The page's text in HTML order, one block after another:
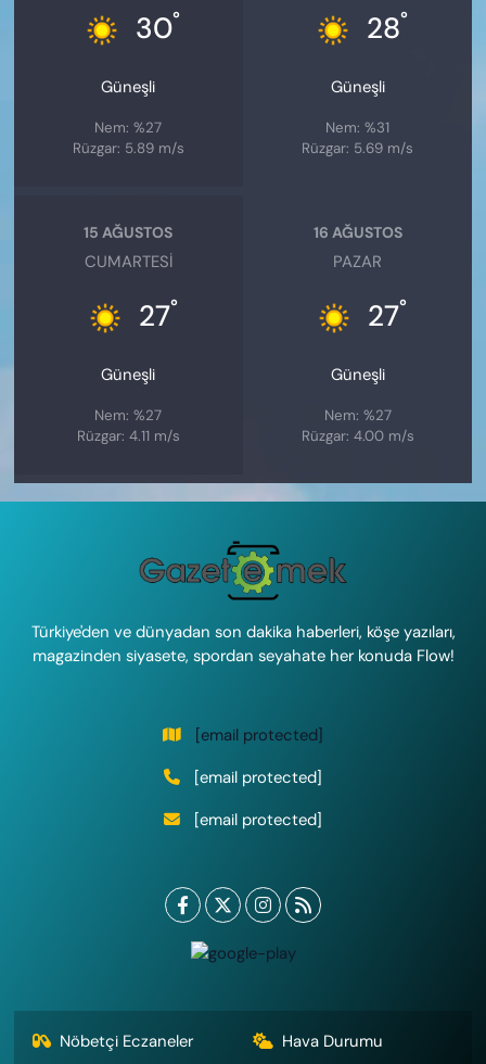
30°
Güneşli
Nem: %27
Rüzgar: 5.89 m/s
28°
Güneşli
Nem: %31
Rüzgar: 5.69 m/s
15 AĞUSTOS
CUMARTESI
27°
Güneşli
Nem: %27
Rüzgar: 4.11 m/s
16 AĞUSTOS
PAZAR
27°
Güneşli
Nem: %27
Rüzgar: 4.00 m/s
Türkiye'den ve dünyadan son dakika haberleri, köşe yazıları,
magazinden siyasete, spordan seyahate her konuda Flow!
[email protected]
[email protected]
[email protected]
Nöbetçi Eczaneler Hava Durumu